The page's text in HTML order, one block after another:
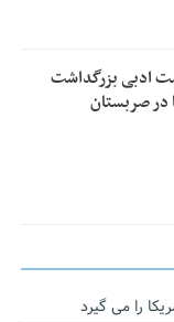
ادبی بزرگداشت
در صربستان
را می گیرد